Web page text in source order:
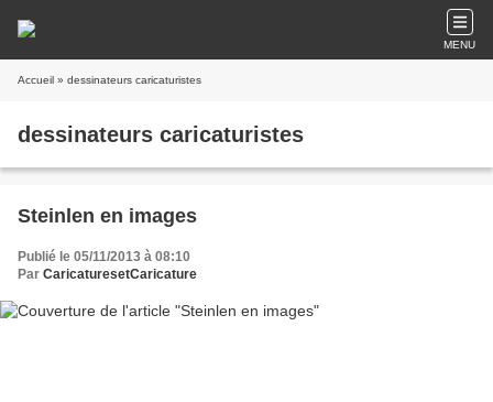
MENU
Accueil » dessinateurs caricaturistes
dessinateurs caricaturistes
Steinlen en images
Publié le 05/11/2013 à 08:10
Par CaricaturesetCaricature